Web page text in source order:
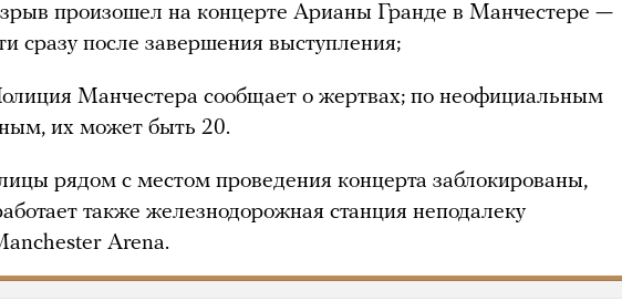
произошел на концерте Арианы Гранде в Манчестере —
сразу после завершения выступления;
Манчестера сообщает о жертвах; по неофициальным
их может быть 20.
рядом с местом проведения концерта заблокированы,
также железнодорожная станция неподалеку
Arena.